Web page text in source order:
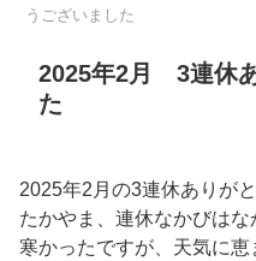
うございました
2025年2月 3連休
た
2025年2月の3連休ありが
たかやま、連休なかびはな
寒かったですが、天気に恵